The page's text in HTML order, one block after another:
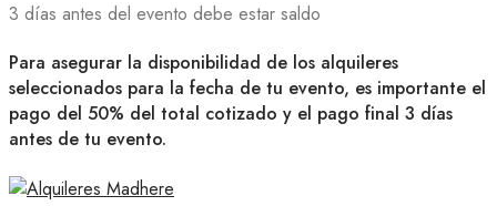
3 días antes del evento debe estar saldo
Para asegurar la disponibilidad de los alquileres
seleccionados para la fecha de tu evento, es importante el
pago del 50% del total cotizado y el pago final 3 días
antes de tu evento.